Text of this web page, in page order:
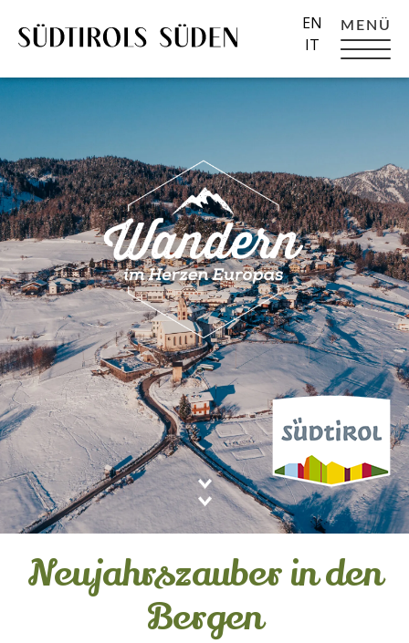
MENÜ
EN
IT
Neujahrszauber in den
Bergen